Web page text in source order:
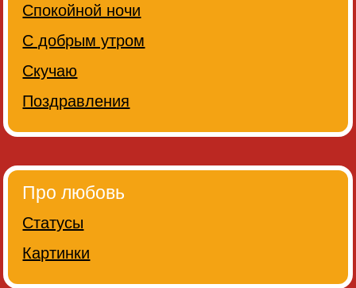
Спокойной ночи
С добрым утром
Скучаю
Поздравления
Про любовь
Статусы
Картинки